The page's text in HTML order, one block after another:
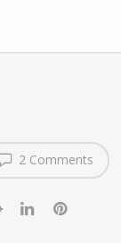
2 Comments